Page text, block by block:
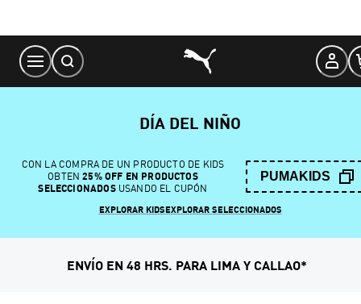
Content
DÍA DEL NIÑO
CON LA COMPRA DE UN PRODUCTO DE KIDS
OBTEN 25% OFF EN PRODUCTOS
SELECCIONADOSUSANDO EL CUPÓN
PUMAKIDS
EXPLORAR KIDSEXPLORAR SELECCIONADOS
ENVÍO EN 48 HRS. PARA LIMA Y CALLAO*